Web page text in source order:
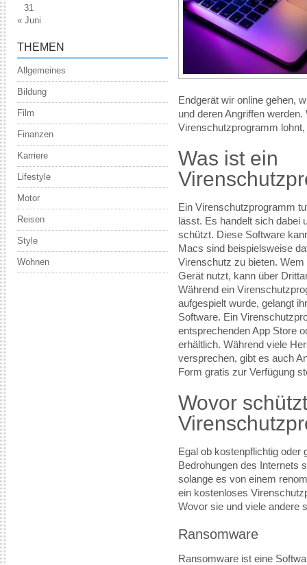
Endgerät wir online gehen,
und deren Angriffen
Virenschutzprogramm
Was ist ein
Ein Virenschutzprogramm
lässt. Es handelt sich dabei
schützt. Diese Software
Macs sind beispielsweise
Virenschutz zu bieten.
Gerät nutzt, kann über
Während ein
aufgespielt wurde, gelangt
Software. Ein
entsprechenden App Store
erhältlich. Während viele
versprechen, gibt es auch
Form gratis zur Verfügung
Wovor
Egal ob kostenpflichtig oder
Bedrohungen des Internets
solange es von einem
ein kostenloses
Wovor sie und viele andere
Ransomware
Ransomware ist eine
31
« Juni
THEMEN
Allgemeines
Bildung
Film
Finanzen
Karriere
Lifestyle
Motor
Reisen
Style
Wohnen